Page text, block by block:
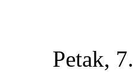
Petak,